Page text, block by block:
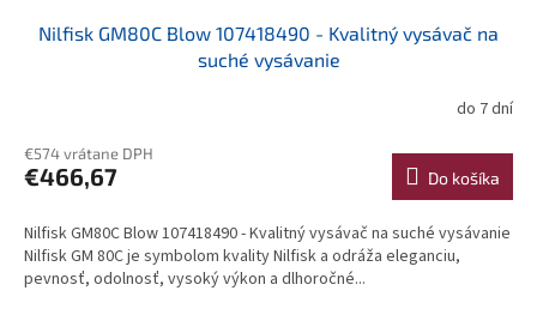
Nilfisk GM80C Blow 107418490 - Kvalitný vysávač na
suché vysávanie
do 7 dní
€574 vrátane DPH
€466,67 Do košíka
Nilfisk GM80C Blow 107418490 - Kvalitný vysávač na suché vysávanie
Nilfisk GM 80C je symbolom kvality Nilfisk a odráža eleganciu,
pevnosť, odolnosť, vysoký výkon a dlhoročné...